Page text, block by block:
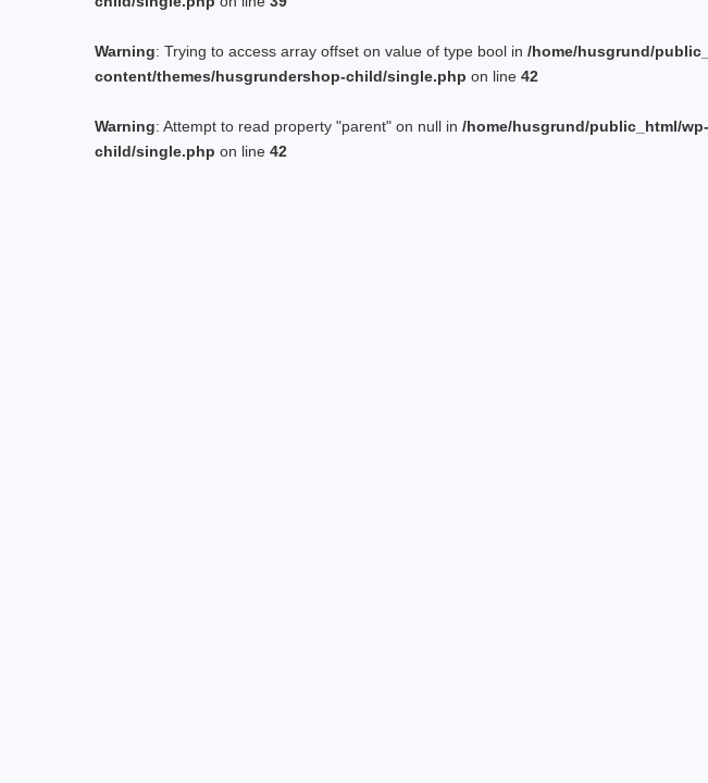
Warning: Trying to access array offset on value of type bool in /home/husgrund/
content/themes/husgrundershop-child/single.php on line 42
Warning: Attempt to read property "parent" on null in /home/husgrund/public_html/
child/single.php on line 42